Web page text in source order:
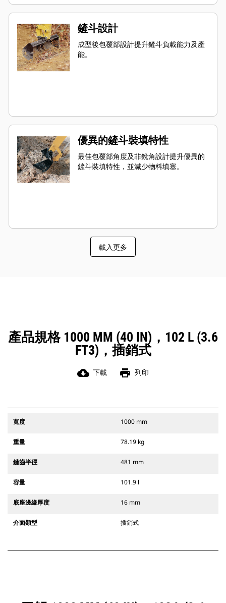
鏟斗設計
成型後包覆部設計提升鏟斗負載能力及產
能。
優異的鏟斗裝填特性
最佳包覆部角度及非銳角設計提升優異的
鏟斗裝填特性，並減少物料填塞。
載入更多
產品規格 1000 MM (40 IN)，102 L (3.6
FT3)，插銷式
cloud_download 下載 print 列印
寬度 1000 mm
重量 78.19 kg
鏟齒半徑 481 mm
容量 101.9 l
底座邊緣厚度 16 mm
介面類型 插銷式